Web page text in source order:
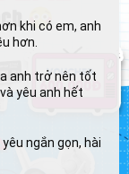
khi có em, anh
hơn.
anh trở nên tốt
yêu anh hết
ngắn gọn, hài